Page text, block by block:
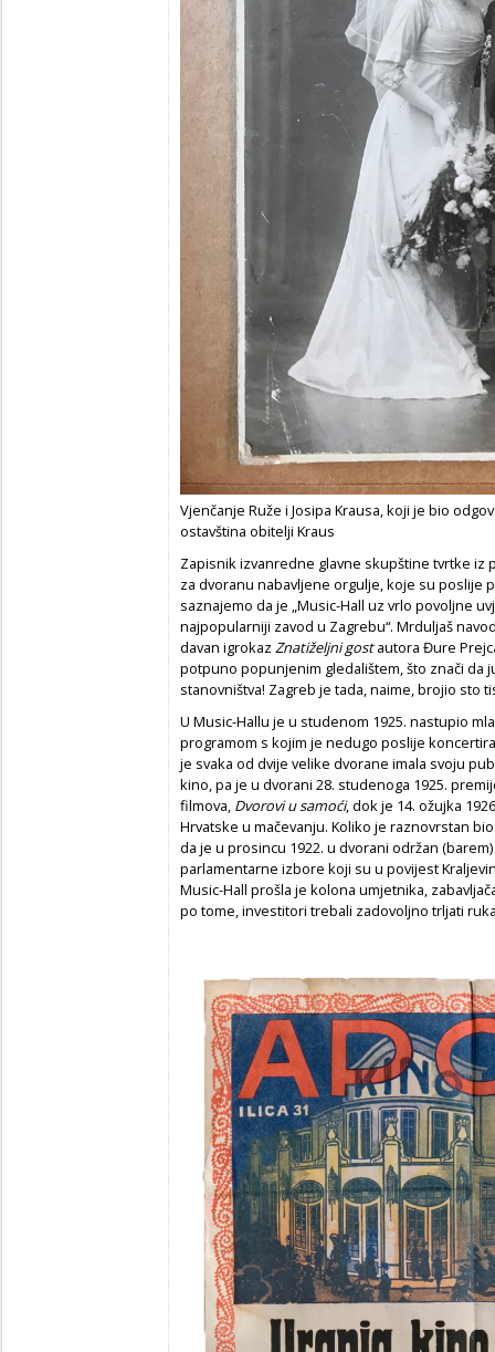
Vjenčanje Ruže i Josipa Krausa, koji je bio
ostavština obitelji Kraus
Zapisnik izvanredne glavne skupštine tvrtke iz
za dvoranu nabavljene orgulje, koje su poslije
saznajemo da je „Music-Hall uz vrlo povoljne
najpopularniji zavod u Zagrebu“. Mrduljaš
davan igrokaz Znatiželjni gostautora Đure
potpuno popunjenim gledalištem, što znači da
stanovništva! Zagreb je tada, naime, brojio sto
U Music-Hallu je u studenom 1925. nastupio
programom s kojim je nedugo poslije
je svaka od dvije velike dvorane imala svoju
kino, pa je u dvorani 28. studenoga 1925.
filmova, Dvorovi u samoći, dok je 14. ožujka
Hrvatske u mačevanju. Koliko je raznovrstan
da je u prosincu 1922. u dvorani održan
parlamentarne izbore koji su u povijest
Music-Hall prošla je kolona umjetnika,
po tome, investitori trebali zadovoljno trljati